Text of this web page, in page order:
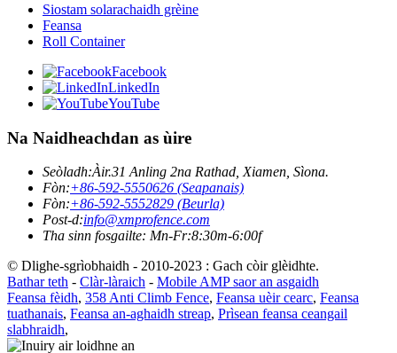
Siostam solarachaidh grèine
Feansa
Roll Container
Facebook
LinkedIn
YouTube
Na Naidheachdan as ùire
Seòladh:Àir.31 Anling 2na Rathad, Xiamen, Sìona.
Fòn:+86-592-5550626 (Seapanais)
Fòn:+86-592-5552829 (Beurla)
Post-d:info@xmprofence.com
Tha sinn fosgailte: Mn-Fr:8:30m-6:00f
© Dlighe-sgrìobhaidh - 2010-2023 : Gach còir glèidhte.
Bathar teth - Clàr-làraich - Mobile AMP saor an asgaidh
Feansa fèidh, 358 Anti Climb Fence, Feansa uèir cearc, Feansa
tuathanais, Feansa an-aghaidh streap, Prìsean feansa ceangail
slabhraidh,